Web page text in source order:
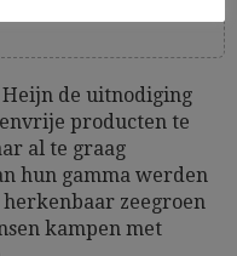
de uitnodiging
producten te
al te graag
hun gamma werden
zeegroen
kampen met